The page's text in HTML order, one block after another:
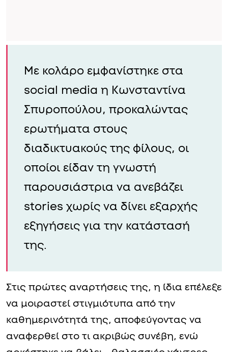
Με κολάρο εμφανίστηκε στα
social media η Κωνσταντίνα
Σπυροπούλου, προκαλώντας
ερωτήματα στους
διαδικτυακούς της φίλους, οι
οποίοι είδαν τη γνωστή
παρουσιάστρια να ανεβάζει
stories χωρίς να δίνει εξαρχής
εξηγήσεις για την κατάστασή
της.
Στις πρώτες αναρτήσεις της, η ίδια επέλεξε
να μοιραστεί στιγμιότυπα από την
καθημερινότητά της, αποφεύγοντας να
αναφερθεί στο τι ακριβώς συνέβη, ενώ